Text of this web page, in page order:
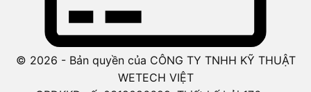
© 2026 - Bản quyền của CÔNG TY TNHH KỸ THUẬT
WETECH VIỆT